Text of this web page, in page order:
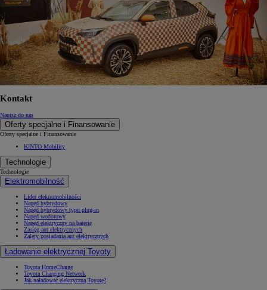
Kontakt
Napisz do nas
Oferty specjalne i Finansowanie
Oferty specjalne i Finansowanie
KINTO Mobility
Technologie
Technologie
Elektromobilność
Lider elektromobilności
Napęd hybrydowy
Napęd hybrydowy typu plug-in
Napęd wodorowy
Napęd elektryczny na baterię
Zasięg aut elektrycznych
Zalety posiadania aut elektrycznych
Ładowanie elektrycznej Toyoty
Toyota HomeCharge
Toyota Charging Network
Jak naładować elektryczną Toyotę?